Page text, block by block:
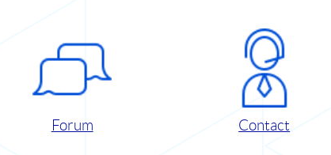
Forum Contact